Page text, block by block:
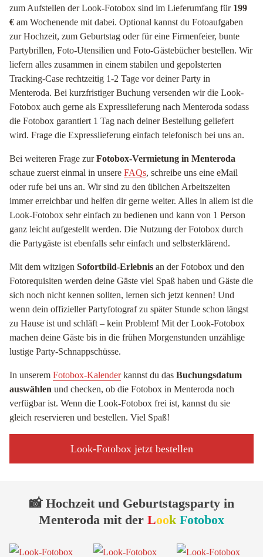
zum Aufstellen der Look-Fotobox sind im Lieferumfang für 199
€ am Wochenende mit dabei. Optional kannst du Fotoaufgaben
zur Hochzeit, zum Geburtstag oder für eine Firmenfeier, bunte
Partybrillen, Foto-Utensilien und Foto-Gästebücher bestellen. Wir
liefern alles zusammen in einem stabilen und gepolsterten
Tracking-Case rechtzeitig 1-2 Tage vor deiner Party in
Menteroda. Bei kurzfristiger Buchung versenden wir die Look-
Fotobox auch gerne als Expresslieferung nach Menteroda sodass
die Fotobox garantiert 1 Tag nach deiner Bestellung geliefert
wird. Frage die Expresslieferung einfach telefonisch bei uns an.
Bei weiteren Frage zurFotobox-Vermietung in Menteroda
schaue zuerst einmal in unsere FAQs, schreibe uns eine eMail
oder rufe bei uns an. Wir sind zu den üblichen Arbeitszeiten
immer erreichbar und helfen dir gerne weiter. Alles in allem ist die
Look-Fotobox sehr einfach zu bedienen und kann von 1 Person
ganz leicht aufgestellt werden. Die Nutzung der Fotobox durch
die Partygäste ist ebenfalls sehr einfach und selbsterklärend.
Mit dem witzigen Sofortbild-Erlebnis an der Fotobox und den
Fotorequisiten werden deine Gäste viel Spaß haben und Gäste die
sich noch nicht kennen sollten, lernen sich jetzt kennen! Und
wenn dein offizieller Partyfotograf zu später Stunde schon längst
zu Hause ist und schläft – kein Problem! Mit der Look-Fotobox
machen deine Gäste bis in die frühen Morgenstunden unzählige
lustige Party-Schnappschüsse.
In unserem Fotobox-Kalenderkannst du das Buchungsdatum
auswählen und checken, ob die Fotobox in Menteroda noch
verfügbar ist. Wenn die Look-Fotobox frei ist, kannst du sie
gleich reservieren und bestellen. Viel Spaß!
Look-Fotobox jetzt bestellen
📸 Hochzeit und Geburtstagsparty in
Menteroda mit der Look Fotobox